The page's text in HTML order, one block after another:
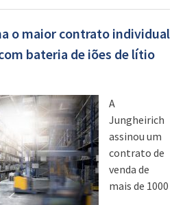
o maior contrato individual
bateria de iões de lítio
A
Jungheirich
assinou um
contrato de
venda de
mais de 1000